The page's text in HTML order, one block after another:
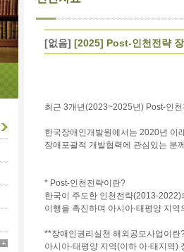
[없음] [2025] Post-인천전략
최근 3개년(2023~2025년) Post-인
한국장애인개발원에서는 2020년 이
장애포괄적 개발협력에 관심있는 분
* Post-인천전략이란?
한국이 주도한 인천전략(2013-
이행을 촉진하며 아시아·태평양 지
**장애인권리실천 해외공모사업이란
아시아·태평양 지역(이하 아·태지역